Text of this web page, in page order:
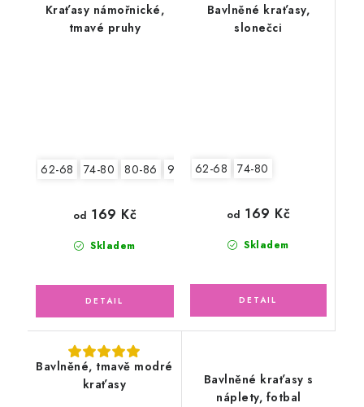
Kraťasy námořnické,
tmavé pruhy
62-68 74-80 80-86 92-98 104-110
Skladem
od 169 Kč
Bavlněné kraťasy,
slonečci
62-68 74-80
Skladem
od 169 Kč
Bavlněné, tmavě modré
kraťasy
Bavlněné kraťasy s
náplety, fotbal